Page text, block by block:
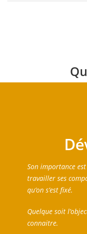
Son importance
travailler ses
qu’on s’est fixé.
Quelque soit
connaitre.